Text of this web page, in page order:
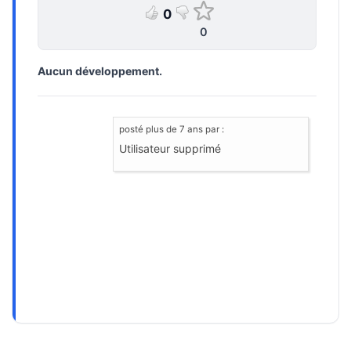
0
0
Aucun développement.
posté plus de 7 ans par :
Utilisateur supprimé